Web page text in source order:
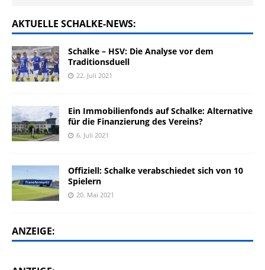
AKTUELLE SCHALKE-NEWS:
Schalke – HSV: Die Analyse vor dem
Traditionsduell
22. Juli 2021
Ein Immobilienfonds auf Schalke: Alternative
für die Finanzierung des Vereins?
6. Juli 2021
Offiziell: Schalke verabschiedet sich von 10
Spielern
20. Mai 2021
ANZEIGE: